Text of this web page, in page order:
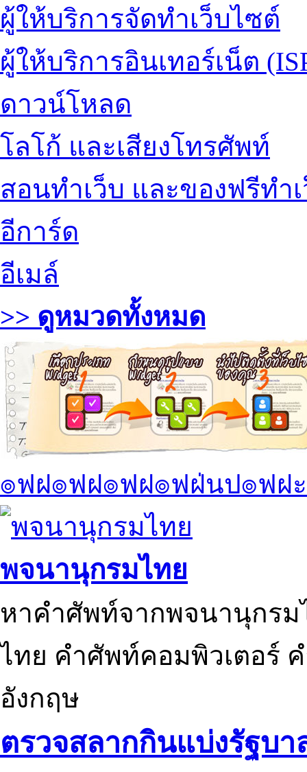
ผู้ให้บริการจัดทำเว็บไซต์
ผู้ให้บริการอินเทอร์เน็ต
ดาวน์โหลด
โลโก้ และเสียงโทรศัพท์
สอนทำเว็บ และของฟรีทำ
อีการ์ด
อีเมล์
>> ดูหมวดทั้งหมด
๏ฟฝ๏ฟฝ๏ฟฝ๏ฟฝ่นป๏ฟฝ
พจนานุกรมไทย
หาคำศัพท์จากพจนานุกรม
ไทย คำศัพท์คอมพิวเตอร์
อังกฤษ
ตรวจสลากกินแบ่งรัฐบา